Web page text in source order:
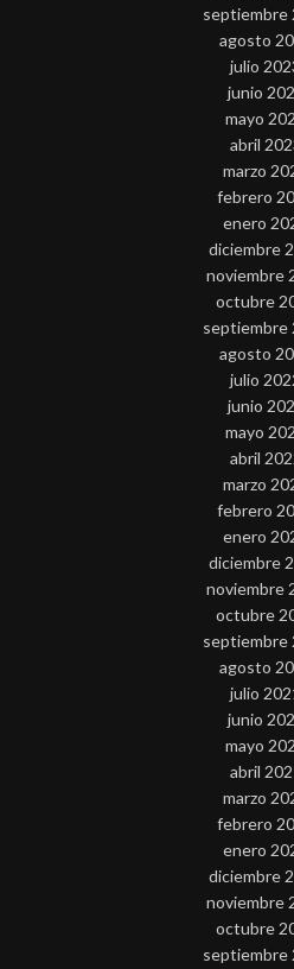
septiembre
agosto
julio
junio
mayo
abril
marzo
febrero
enero
diciembre
noviembre
octubre
septiembre
agosto
julio
junio
mayo
abril
marzo
febrero
enero
diciembre
noviembre
octubre
septiembre
agosto
julio
junio
mayo
abril
marzo
febrero
enero
diciembre
noviembre
octubre
septiembre